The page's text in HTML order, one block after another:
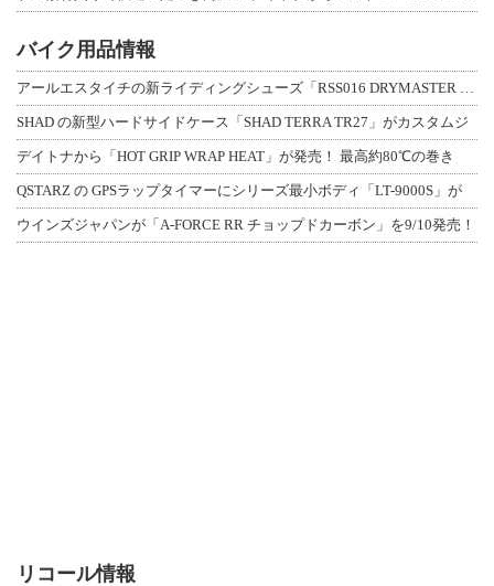
バイク用品情報
SHAD の新型ハードサイドケース「SHAD TERRA TR27」がカスタムジ
デイトナから「HOT GRIP WRAP HEAT」が発売！ 最高約80℃の巻き
QSTARZ の GPSラップタイマーにシリーズ最小ボディ「LT-9000S」が
ウインズジャパンが「A-FORCE RR チョップドカーボン」を9/10発売！
リコール情報